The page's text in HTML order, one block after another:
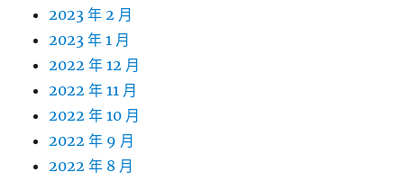
2023 年 2 月
2023 年 1 月
2022 年 12 月
2022 年 11 月
2022 年 10 月
2022 年 9 月
2022 年 8 月